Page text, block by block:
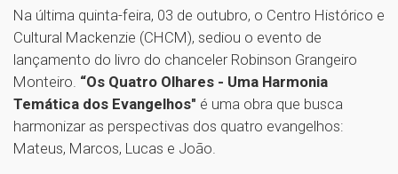
Na última quinta-feira, 03 de outubro, o Centro Histórico e
Cultural Mackenzie (CHCM), sediou o evento de
lançamento do livro do chanceler Robinson Grangeiro
Monteiro. “Os Quatro Olhares - Uma Harmonia
Temática dos Evangelhos" é uma obra que busca
harmonizar as perspectivas dos quatro evangelhos:
Mateus, Marcos, Lucas e João.